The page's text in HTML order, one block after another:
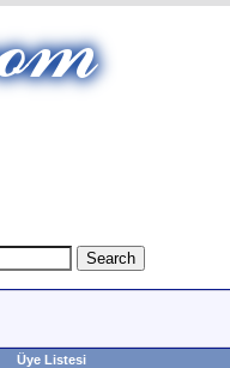
Üye Listesi